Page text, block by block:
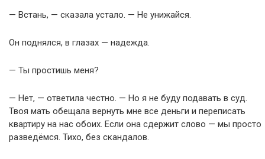
— Встань, — сказала устало. — Не унижайся.
Он поднялся, в глазах — надежда.
— Ты простишь меня?
— Нет, — ответила честно. — Но я не буду подавать в суд.
Твоя мать обещала вернуть мне все деньги и переписать
квартиру на нас обоих. Если она сдержит слово — мы просто
разведёмся. Тихо, без скандалов.